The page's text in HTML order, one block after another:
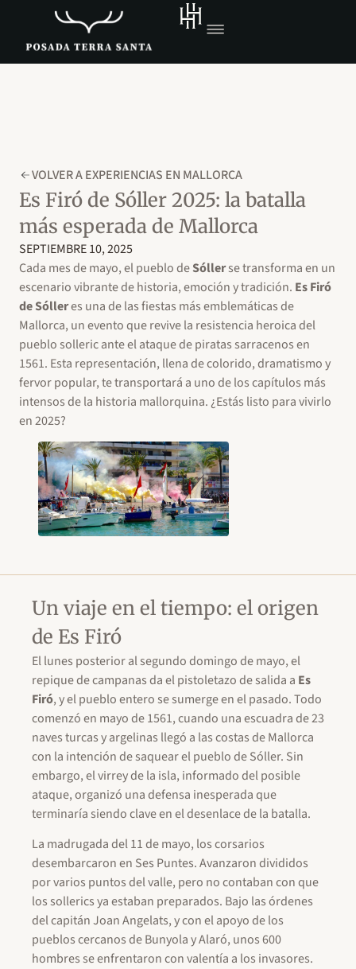
VOLVER A EXPERIENCIAS EN MALLORCA
Es Firó de Sóller 2025: la batalla
más esperada de Mallorca
SEPTIEMBRE 10, 2025
Cada mes de mayo, el pueblo deSóllerse transforma en un
escenario vibrante de historia, emoción y tradición. Es Firó
de Sólleres una de las fiestas más emblemáticas de
Mallorca, un evento que revive la resistencia heroica del
pueblo solleric ante el ataque de piratas sarracenos en
1561. Esta representación, llena de colorido, dramatismo y
fervor popular, te transportará a uno de los capítulos más
intensos de la historia mallorquina. ¿Estás listo para vivirlo
en 2025?
Un viaje en el tiempo: el origen
de Es Firó
El lunes posterior al segundo domingo de mayo, el
repique de campanas da el pistoletazo de salida a Es
Firó, y el pueblo entero se sumerge en el pasado. Todo
comenzó en mayo de 1561, cuando una escuadra de 23
naves turcas y argelinas llegó a las costas de Mallorca
con la intención de saquear el pueblo de Sóller. Sin
embargo, el virrey de la isla, informado del posible
ataque, organizó una defensa inesperada que
terminaría siendo clave en el desenlace de la batalla.
La madrugada del 11 de mayo, los corsarios
desembarcaron en Ses Puntes. Avanzaron divididos
por varios puntos del valle, pero no contaban con que
los sollerics ya estaban preparados. Bajo las órdenes
del capitán Joan Angelats, y con el apoyo de los
pueblos cercanos de Bunyola y Alaró, unos 600
hombres se enfrentaron con valentía a los invasores.